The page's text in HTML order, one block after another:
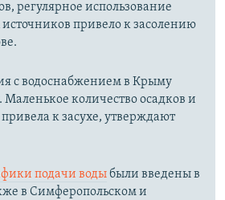
регулярное использование
привело к засолению
с водоснабжением в Крыму
Маленькое количество осадков и
к засухе, утверждают
подачи водыбыли введены в
в Симферопольском и